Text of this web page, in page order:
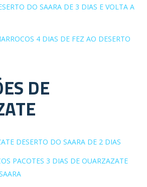
DO SAARA DE 3 DIAS E VOLTA A
4 DIAS DE FEZ AO DESERTO
DE
DESERTO DO SAARA DE 2 DIAS
PACOTES 3 DIAS DE OUARZAZATE